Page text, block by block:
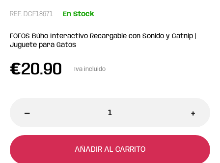
REF: DCF18671 En Stock
FOFOS Búho Interactivo Recargable con Sonido y Catnip |
Juguete para Gatos
€20.90 Iva incluido
- +
AÑADIR AL CARRITO